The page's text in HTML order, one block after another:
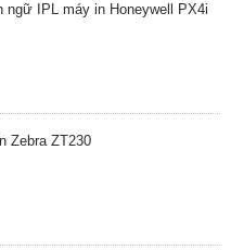
ngữ IPL máy in Honeywell PX4i
Zebra ZT230